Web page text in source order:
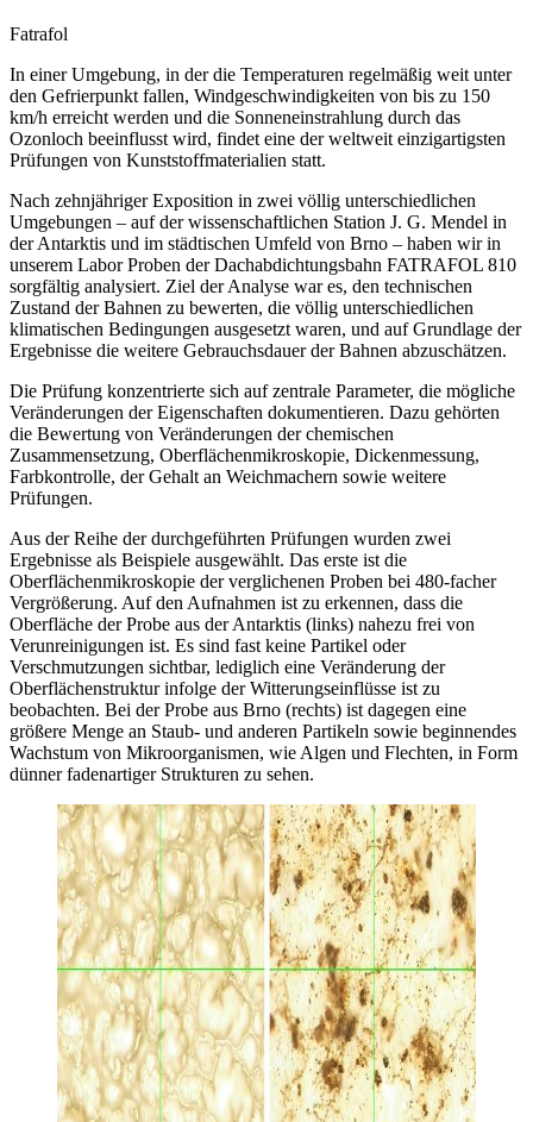
Fatrafol
In einer Umgebung, in der die Temperaturen regelmäßig weit unter
den Gefrierpunkt fallen, Windgeschwindigkeiten von bis zu 150
km/h erreicht werden und die Sonneneinstrahlung durch das
Ozonloch beeinflusst wird, findet eine der weltweit einzigartigsten
Prüfungen von Kunststoffmaterialien statt.
Nach zehnjähriger Exposition in zwei völlig unterschiedlichen
Umgebungen – auf der wissenschaftlichen Station J. G. Mendel in
der Antarktis und im städtischen Umfeld von Brno – haben wir in
unserem Labor Proben der Dachabdichtungsbahn FATRAFOL 810
sorgfältig analysiert. Ziel der Analyse war es, den technischen
Zustand der Bahnen zu bewerten, die völlig unterschiedlichen
klimatischen Bedingungen ausgesetzt waren, und auf Grundlage der
Ergebnisse die weitere Gebrauchsdauer der Bahnen abzuschätzen.
Die Prüfung konzentrierte sich auf zentrale Parameter, die mögliche
Veränderungen der Eigenschaften dokumentieren. Dazu gehörten
die Bewertung von Veränderungen der chemischen
Zusammensetzung, Oberflächenmikroskopie, Dickenmessung,
Farbkontrolle, der Gehalt an Weichmachern sowie weitere
Prüfungen.
Aus der Reihe der durchgeführten Prüfungen wurden zwei
Ergebnisse als Beispiele ausgewählt. Das erste ist die
Oberflächenmikroskopie der verglichenen Proben bei 480-facher
Vergrößerung. Auf den Aufnahmen ist zu erkennen, dass die
Oberfläche der Probe aus der Antarktis (links) nahezu frei von
Verunreinigungen ist. Es sind fast keine Partikel oder
Verschmutzungen sichtbar, lediglich eine Veränderung der
Oberflächenstruktur infolge der Witterungseinflüsse ist zu
beobachten. Bei der Probe aus Brno (rechts) ist dagegen eine
größere Menge an Staub- und anderen Partikeln sowie beginnendes
Wachstum von Mikroorganismen, wie Algen und Flechten, in Form
dünner fadenartiger Strukturen zu sehen.